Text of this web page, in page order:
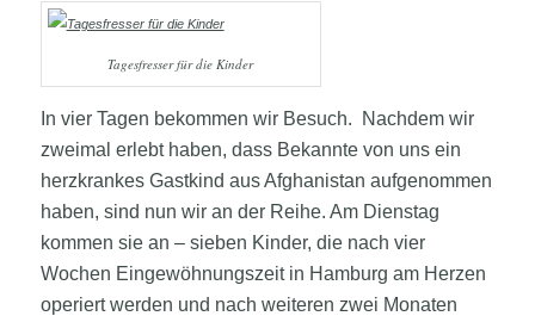
Tagesfresser für die Kinder
In vier Tagen bekommen wir Besuch. Nachdem wir
zweimal erlebt haben, dass Bekannte von uns ein
herzkrankes Gastkind aus Afghanistan aufgenommen
haben, sind nun wir an der Reihe. Am Dienstag
kommen sie an – sieben Kinder, die nach vier
Wochen Eingewöhnungszeit in Hamburg am Herzen
operiert werden und nach weiteren zwei Monaten